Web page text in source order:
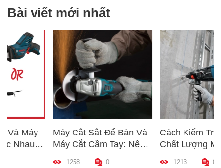
Bài viết mới nhất
Máy Cắt Sắt Để Bàn Và
Máy Cắt Cầm Tay: Nên
Chọn Loại Nào Phù Hợp
0
Cách Kiểm Tra Nhanh
Chất Lượng Máy Khoan
Trước Khi Mua – Hướng
0